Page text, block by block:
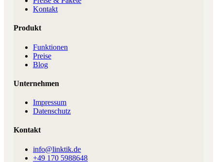
Kontakt
Produkt
Funktionen
Preise
Blog
Unternehmen
Impressum
Datenschutz
Kontakt
info@linktik.de
+49 170 5988648